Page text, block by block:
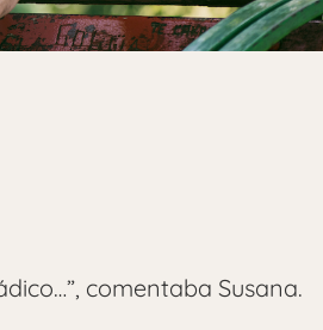
comentaba Susana.